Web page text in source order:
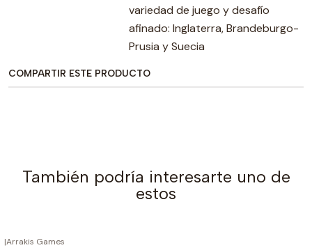
variedad de juego y desafío
afinado: Inglaterra, Brandeburgo-
Prusia y Suecia
COMPARTIR ESTE PRODUCTO
También podría interesarte uno de
estos
|Arrakis Games